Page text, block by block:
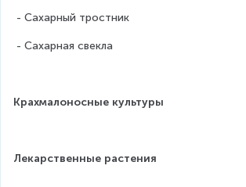
- Сахарный тростник
- Сахарная свекла
Крахмалоносные культуры
Лекарственные растения